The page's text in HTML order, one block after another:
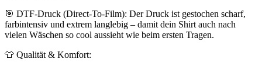
🎯 DTF-Druck (Direct-To-Film): Der Druck ist gestochen scharf,
farbintensiv und extrem langlebig – damit dein Shirt auch nach
vielen Wäschen so cool aussieht wie beim ersten Tragen.
👕 Qualität & Komfort: